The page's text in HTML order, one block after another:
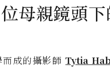
母親鏡頭
而成的攝影師Tytia